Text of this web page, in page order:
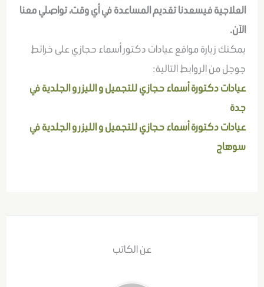
العلاجية فيسعدنا تقديم المساعدة في أي وقت، تواصلي معنا
الآن.
يمكنك زيارة مواقع عيادات دكتور أسماء حجازي على خرائط
جوجل من الروابط التالية:
عيادات دكتورة أسماء حجازي للتجميل و الليزر و الجلدية في
جدة
عيادات دكتورة أسماء حجازي للتجميل و الليزر و الجلدية في
سوهاج
عن الكاتب